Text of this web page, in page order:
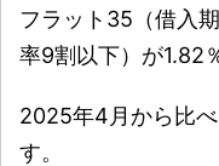
フラット35（借入
率9割以下）が1.82
2025年4月から比
す。